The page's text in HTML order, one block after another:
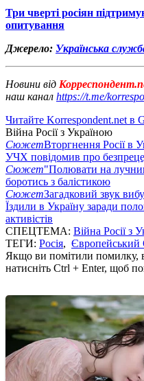
Три чверті росіян
опитування
Джерело: Українська
Новини від
наш канал https://t.me/
Читайте Korrespondent.net в
Війна Росії з Україною
СюжетВторгнення Росії в
УЧХ повідомив про
Сюжет"Полювати на
боротись з балістикою
СюжетЗагадковий звук
Їздили в Україну заради
активістів
СПЕЦТЕМА: Війна Росії з
ТЕГИ: Росія, Європейський
Якщо ви помітили помилку,
натисніть Ctrl + Enter, щоб